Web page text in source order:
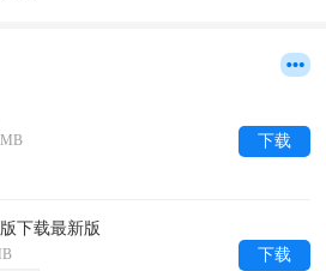
下载
下载最新版
下载